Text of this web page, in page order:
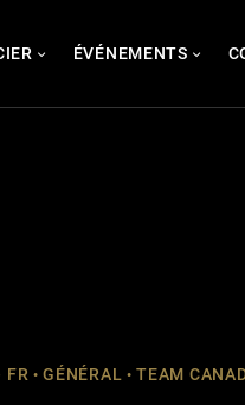
ÉVÉNEMENTS
FR GÉNÉRAL TEAM